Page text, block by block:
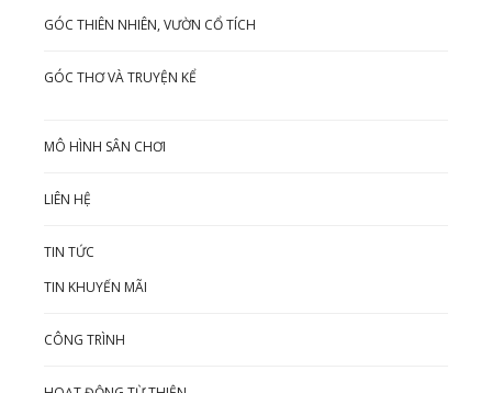
GÓC THIÊN NHIÊN, VƯỜN CỔ TÍCH
GÓC THƠ VÀ TRUYỆN KỂ
MÔ HÌNH SÂN CHƠI
LIÊN HỆ
TIN TỨC
TIN KHUYẾN MÃI
CÔNG TRÌNH